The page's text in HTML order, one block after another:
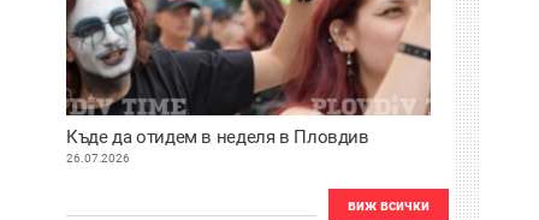
Къде да отидем в неделя в Пловдив
26.07.2026
виж всички